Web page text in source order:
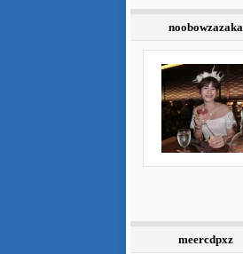
noobowzazaka
meercdpxz